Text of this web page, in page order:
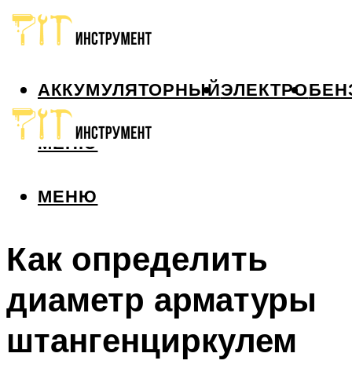
АККУМУЛЯТОРНЫЙЭЛЕКТРО
МЕНЮ
МЕНЮ
Как определить
диаметр арматуры
штангенциркулем